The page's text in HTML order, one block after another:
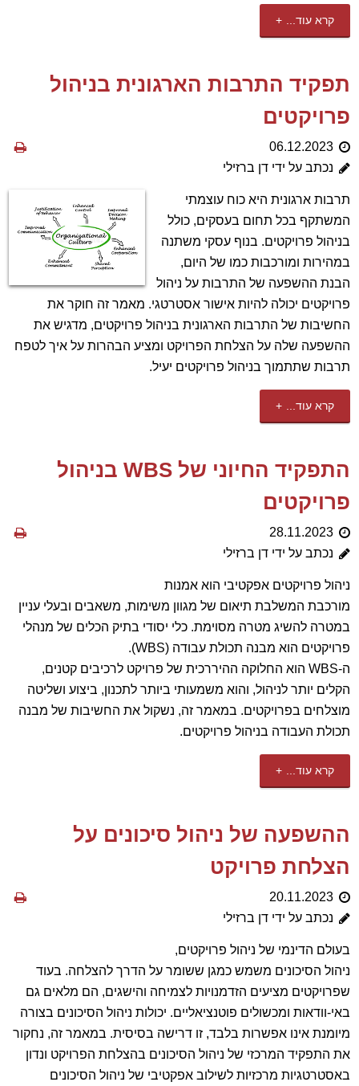
קרא עוד...
תפקיד התרבות הארגונית בניהול
פרויקטים
06.12.2023
נכתב על ידי דן ברזילי
תרבות ארגונית היא כוח עוצמתי
המשתקף בכל תחום בעסקים, כולל
בניהול פרויקטים. בנוף עסקי משתנה
במהירות ומורכבות כמו של היום,
הבנת ההשפעה של התרבות על ניהול
פרויקטים יכולה להיות אישור אסטרטגי. מאמר זה חוקר את
החשיבות של התרבות הארגונית בניהול פרויקטים, מדגיש את
ההשפעה שלה על הצלחת הפרויקט ומציע הבהרות על איך לטפח
תרבות שתתמוך בניהול פרויקטים יעיל.
קרא עוד...
התפקיד החיוני של WBS בניהול
פרויקטים
28.11.2023
נכתב על ידי דן ברזילי
ניהול פרויקטים אפקטיבי הוא אמנות
מורכבת המשלבת תיאום של מגוון משימות, משאבים ובעלי עניין
במטרה להשיג מטרה מסוימת. כלי יסודי בתיק הכלים של מנהלי
פרויקטים הוא מבנה תכולת עבודה (WBS).
ה-WBS הוא החלוקה ההיררכית של פרויקט לרכיבים קטנים,
הקלים יותר לניהול, והוא משמעותי ביותר לתכנון, ביצוע ושליטה
מוצלחים בפרויקטים. במאמר זה, נשקול את החשיבות של מבנה
תכולת העבודה בניהול פרויקטים.
קרא עוד...
ההשפעה של ניהול סיכונים על
הצלחת פרויקט
20.11.2023
נכתב על ידי דן ברזילי
בעולם הדינמי של ניהול פרויקטים,
ניהול הסיכונים משמש כמגן ששומר על הדרך להצלחה. בעוד
שפרויקטים מציעים הזדמנויות לצמיחה והישגים, הם מלאים גם
באי-וודאות ומכשולים פוטנציאליים. יכולות ניהול הסיכונים בצורה
מיומנת אינו אפשרות בלבד, זו דרישה בסיסית. במאמר זה, נחקור
את התפקיד המרכזי של ניהול הסיכונים בהצלחת הפרויקט ונדון
באסטרטגיות מרכזיות לשילוב אפקטיבי של ניהול הסיכונים